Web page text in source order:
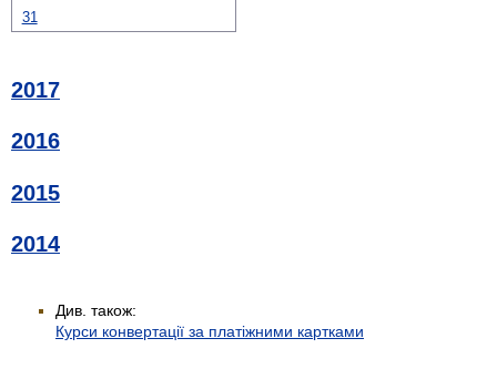
31
2017
2016
2015
2014
Див. також:
Курси конвертації за платіжними картками